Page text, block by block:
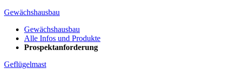
Gewächshausbau
Gewächshausbau
Alle Infos und Produkte
Prospektanforderung
Geflügelmast